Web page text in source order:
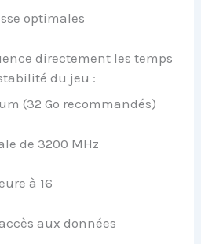
optimales
directement les temps
du jeu :
(32 Go recommandés)
de 3200 MHz
à 16
aux données